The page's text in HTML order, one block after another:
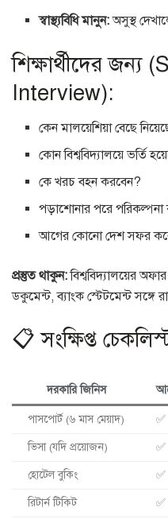
স্বাস্থ্যবিধি মানুন:অসুস্থ
শিক্ষার্থীদের
Interview):
কেন মালয়েশিয়া বেছে
কোন বিশ্ববিদ্যালয়ে ভর্তি
কে খরচ বহন করবেন?
পড়াশোনার পরে পরিকল্পনা
আগের কোনো দেশ সফর
প্রস্তুত থাকুন:বিশ্ববিদ্যালয়ের
ডকুমেন্ট, ব্যাংক স্টেটমেন্ট সঙ্গে
📋 সংক্ষিপ্ত
দরকারি জিনিস
পাসপোর্ট (৬ মাস মেয়াদ) ✅
ভিসা (যদি প্রয়োজন) ✅
হোটেল বুকিং ✅
রিটার্ন টিকিট ✅